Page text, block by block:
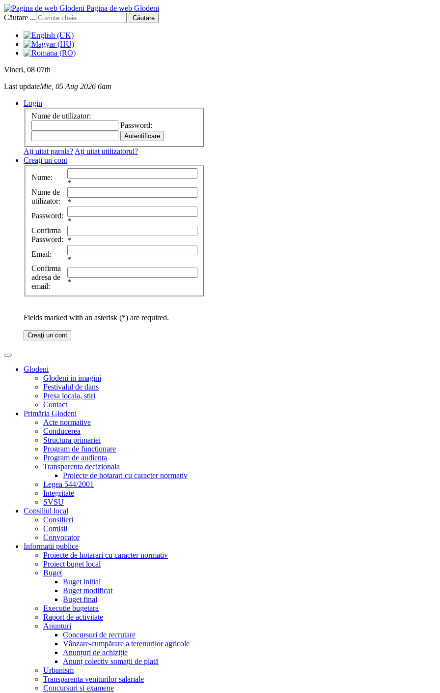
Pagina de web Glodeni
Căutare ...
Căutare
Vineri, 08 07th
Last updateMie, 05 Aug 2026 6am
Login
Nume de utilizator:
Password:
Aţi uitat parola? Aţi uitat utilizatorul?
Creaţi un cont
Nume:
*
Nume de
utilizator:
*
Password:
*
Confirma
Password: *
Email:
*
Confirma
adresa de
email:
*
Fields marked with an asterisk (*) are required.
Creaţi un cont
Glodeni
Glodeni in imagini
Festivalul de dans
Presa locala, stiri
Contact
Primăria Glodeni
Acte normative
Conducerea
Structura primariei
Program de functionare
Program de audienta
Transparenta decizionala
Proiecte de hotarari cu caracter normativ
Legea 544/2001
Integritate
SVSU
Consiliul local
Consilieri
Comisii
Convocator
Informatii publice
Proiecte de hotarari cu caracter normativ
Proiect buget local
Buget
Buget initial
Buget modificat
Buget final
Executie bugetara
Raport de activitate
Anunturi
Concursuri de recrutare
Vânzare-cumpărare a terenurilor agricole
Anunțuri de achiziție
Anunț colectiv somații de plată
Urbanism
Transparenta veniturilor salariale
Concursuri si examene